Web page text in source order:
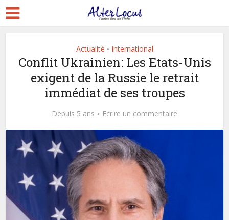
Actualité • International
Conflit Ukrainien: Les Etats-Unis
exigent de la Russie le retrait
immédiat de ses troupes
Depuis 5 ans Ecrire un commentaire